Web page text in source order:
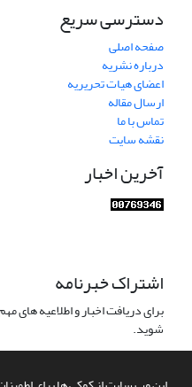
دسترسی سریع
صفحه اصلی
درباره نشریه
اعضای هیات تحریریه
ارسال مقاله
تماس با ما
نقشه سایت
آخرین اخبار
اشتراک خبرنامه
برای دریافت اخبار و اطلاعیه
شوید.